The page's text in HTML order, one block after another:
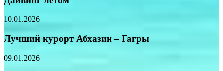
10.01.2026
Лучший курорт Абхазии – Гагры
09.01.2026